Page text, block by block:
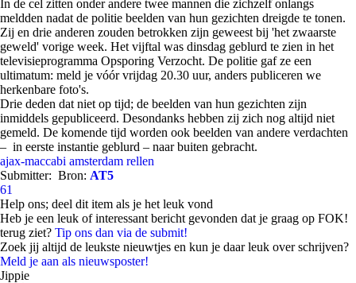
In de cel zitten onder andere twee mannen die zichzelf onlangs
meldden nadat de politie beelden van hun gezichten dreigde te tonen.
Zij en drie anderen zouden betrokken zijn geweest bij 'het zwaarste
geweld' vorige week. Het vijftal was dinsdag geblurd te zien in het
televisieprogramma Opsporing Verzocht. De politie gaf ze een
ultimatum: meld je vóór vrijdag 20.30 uur, anders publiceren we
herkenbare foto's.
Drie deden dat niet op tijd; de beelden van hun gezichten zijn
inmiddels gepubliceerd. Desondanks hebben zij zich nog altijd niet
gemeld. De komende tijd worden ook beelden van andere verdachten
– in eerste instantie geblurd – naar buiten gebracht.
ajax-maccabi amsterdam rellen
Submitter: Bron: AT5
61
Help ons; deel dit item als je het leuk vond
Heb je een leuk of interessant bericht gevonden dat je graag op FOK!
terug ziet? Tip ons dan via de submit!
Zoek jij altijd de leukste nieuwtjes en kun je daar leuk over schrijven?
Meld je aan als nieuwsposter!
Jippie